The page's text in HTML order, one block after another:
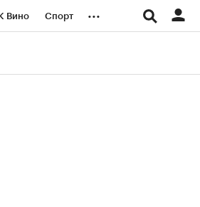
Вино Спорт ...